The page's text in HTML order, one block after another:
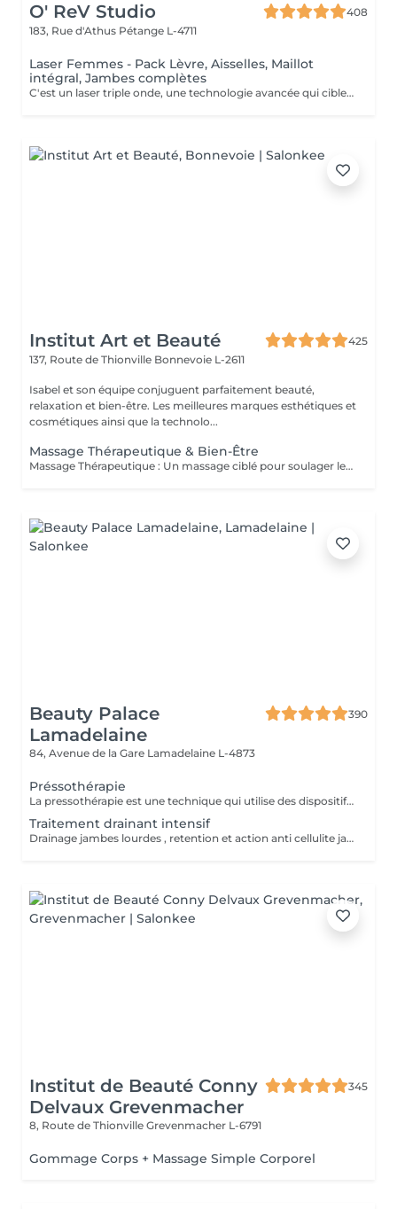
O' ReV Studio
408
183, Rue d'Athus Pétange L-4711
Laser Femmes - Pack Lèvre, Aisselles, Maillot
intégral, Jambes complètes
C'est un laser triple onde, une technologie avancée qui cible efficacement tous les types de poils et de peaux. Grâce à ses trois longueurs d'onde (Alexandrite, Diode et Nd:YAG), il agit en profondeur pour une épilation définitive optimale, tout en assurant un traitement confortable et sécurisé. Ce pack complet inclut l'épilation définitive des lèvres supérieures, aisselles, maillot integral devant et derrière et jambes complètes, pour une peau lisse et sans poils sur le long terme. Contre indications: Grossesse et allaitement Exposition au soleil & solarium 2 jours avant et après Présence de plaies, infections cutanées ou herpès actif Prise de médicaments photo-sensibilisants (Roaccutane, antibiotiques, anti-inflammatoires etc,...) Maladies de peau (eczéma, psoriasis, vitiligo, etc.) Diabète non contrôlé Épilepsie (à cause de la lumière du laser) Implants métalliques ou pacemaker Varices importantes sur la zone traitée
Institut Art et Beauté
425
137, Route de Thionville Bonnevoie L-2611
Isabel et son équipe conjuguent parfaitement beauté,
relaxation et bien-être. Les meilleures marques esthétiques et
cosmétiques ainsi que la technolo...
Massage Thérapeutique & Bien-Être
Massage Thérapeutique : Un massage ciblé pour soulager les tensions musculaires, réduire le stress, et rééquilibrer votre corps. Soulagement des Douleurs Musculaires : Les techniques de massage ciblent les zones de tension pour libérer les nuds musculaires et améliorer la flexibilité. Réduction du Stress : Les massages aident à abaisser les niveaux de cortisol, l'hormone du stress, ce qui favorise la détente et une meilleure gestion du stress. Amélioration du Bien-être Général : Ils stimulent la circulation sanguine, renforcent le système immunitaire, et contribuent à un meilleur sommeil, ce qui mène à une vie plus équilibrée. Au-delà du physique, ces massages favorisent une sensation de paix intérieure et de clarté mentale. Praticiennes Qualifiées : Experts dans diverses techniques de massage. Traitements Personnalisés : Séances adaptées à vos besoins spécifiques. Ambiance Apaisante : Un environnement relaxant. Une nouvelle manière de prendre soin de vous.
Beauty Palace
Lamadelaine
390
84, Avenue de la Gare Lamadelaine L-4873
Préssothérapie
La pressothérapie est une technique qui utilise des dispositifs gonflables pour exercer une pression séquentielle sur les jambes, les bras ou le corps. Ce traitement stimule la circulation sanguine et lymphatique, aide à réduire la rétention d'eau et les gonflements, tout en favorisant la détoxification, la relaxation et le bien-être général.
Traitement drainant intensif
Drainage jambes lourdes , retention et action anti cellulite jambes et abdomen
Institut de Beauté Conny
Delvaux Grevenmacher
345
8, Route de Thionville Grevenmacher L-6791
Gommage Corps + Massage Simple Corporel